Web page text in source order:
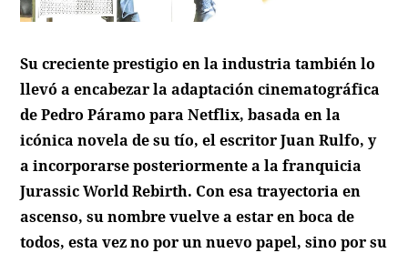
Su creciente prestigio en la industria también lo
llevó a encabezar la adaptación cinematográfica
de Pedro Páramo para Netflix, basada en la
icónica novela de su tío, el escritor Juan Rulfo, y
a incorporarse posteriormente a la franquicia
Jurassic World Rebirth. Con esa trayectoria en
ascenso, su nombre vuelve a estar en boca de
todos, esta vez no por un nuevo papel, sino por su